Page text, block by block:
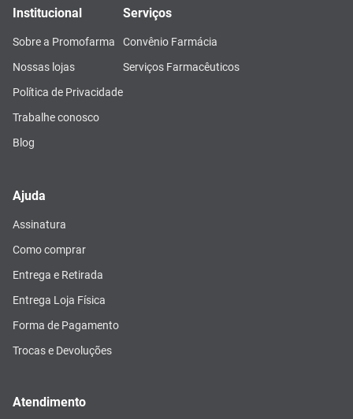
Institucional
Sobre a Promofarma
Nossas lojas
Política de Privacidade
Trabalhe conosco
Blog
Serviços
Convênio Farmácia
Serviços Farmacêuticos
Ajuda
Assinatura
Como comprar
Entrega e Retirada
Entrega Loja Física
Forma de Pagamento
Trocas e Devoluções
Atendimento